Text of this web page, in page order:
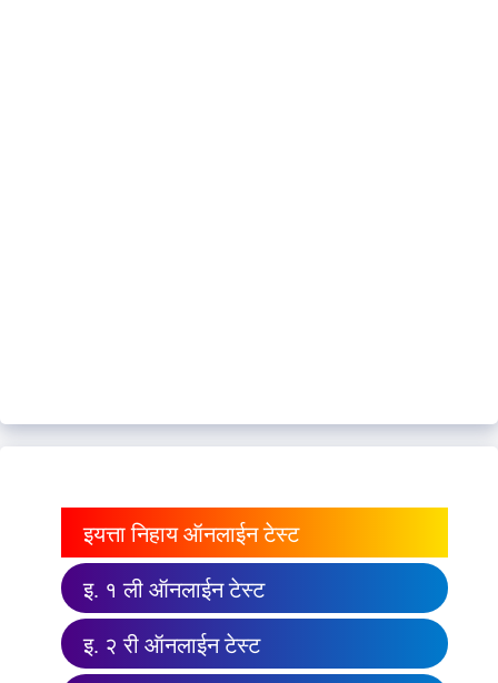
इयत्ता निहाय ऑनलाईन टेस्ट
इ. १ ली ऑनलाईन टेस्ट
इ. २ री ऑनलाईन टेस्ट